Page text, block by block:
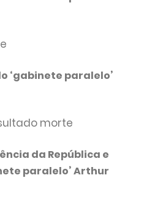
‘gabinete paralelo’
morte
da República e
paralelo’ Arthur